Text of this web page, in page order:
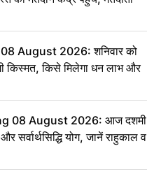
August 2026: शनिवार को
किस्मत, किसे मिलेगा धन लाभ और
08 August 2026: आज दशमी
सर्वार्थसिद्धि योग, जानें राहुकाल व